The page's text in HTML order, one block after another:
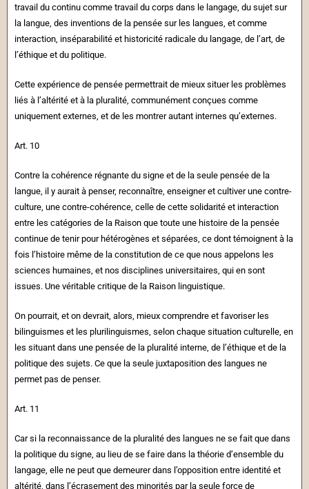
travail du continu comme travail du corps dans le langage, du sujet sur
la langue, des inventions de la pensée sur les langues, et comme
interaction, inséparabilité et historicité radicale du langage, de l’art, de
l’éthique et du politique.
Cette expérience de pensée permettrait de mieux situer les problèmes
liés à l’altérité et à la pluralité, communément conçues comme
uniquement externes, et de les montrer autant internes qu’externes.
Art. 10
Contre la cohérence régnante du signe et de la seule pensée de la
langue, il y aurait à penser, reconnaître, enseigner et cultiver une contre-
culture, une contre-cohérence, celle de cette solidarité et interaction
entre les catégories de la Raison que toute une histoire de la pensée
continue de tenir pour hétérogènes et séparées, ce dont témoignent à la
fois l’histoire même de la constitution de ce que nous appelons les
sciences humaines, et nos disciplines universitaires, qui en sont
issues. Une véritable critique de la Raison linguistique.
On pourrait, et on devrait, alors, mieux comprendre et favoriser les
bilinguismes et les plurilinguismes, selon chaque situation culturelle, en
les situant dans une pensée de la pluralité interne, de l’éthique et de la
politique des sujets. Ce que la seule juxtaposition des langues ne
permet pas de penser.
Art. 11
Car si la reconnaissance de la pluralité des langues ne se fait que dans
la politique du signe, au lieu de se faire dans la théorie d’ensemble du
langage, elle ne peut que demeurer dans l’opposition entre identité et
altérité, dans l’écrasement des minorités par la seule force de